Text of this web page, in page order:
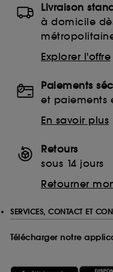
Livraison
à domicile
Explorer l'offre
Paiements
et paiements
En savoir plus
Retours
sous 14 jours
Retourner
SERVICES, CONTACT ET
Télécharger notre